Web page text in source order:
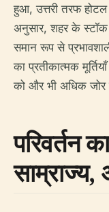
हुआ, उत्तरी तरफ
अनुसार, शहर के स्टॉक
समान रूप से
का प्रतीकात्मक
को और भी अधिक जोर
परिवर्तन